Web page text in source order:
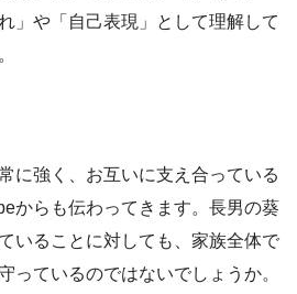
」や「自己表現」として理解して
に強く、お互いに支え合っている
からも伝わってきます。長男の葵
いることに対しても、家族全体で
っているのではないでしょうか。